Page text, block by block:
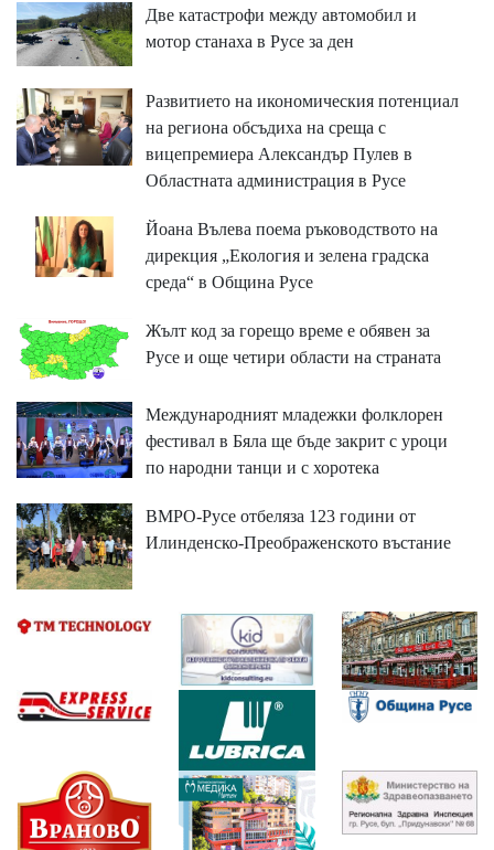
Две катастрофи между автомобил и
мотор станаха в Русе за ден
Развитието на икономическия потенциал
на региона обсъдиха на среща с
вицепремиера Александър Пулев в
Областната администрация в Русе
Йоана Вълева поема ръководството на
дирекция „Екология и зелена градска
среда“ в Община Русе
Жълт код за горещо време е обявен за
Русе и още четири области на страната
Международният младежки фолклорен
фестивал в Бяла ще бъде закрит с уроци
по народни танци и с хоротека
ВМРО-Русе отбеляза 123 години от
Илинденско-Преображенското въстание